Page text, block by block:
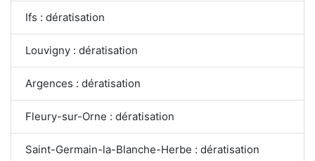
Ifs : dératisation
Louvigny : dératisation
Argences : dératisation
Fleury-sur-Orne : dératisation
Saint-Germain-la-Blanche-Herbe : dératisation